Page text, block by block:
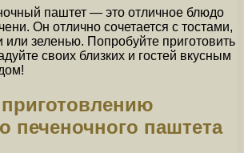
паштет — это отличное блюдо
Он отлично сочетается с тостами,
зеленью. Попробуйте приготовить
своих близких и гостей вкусным
печеночного паштета